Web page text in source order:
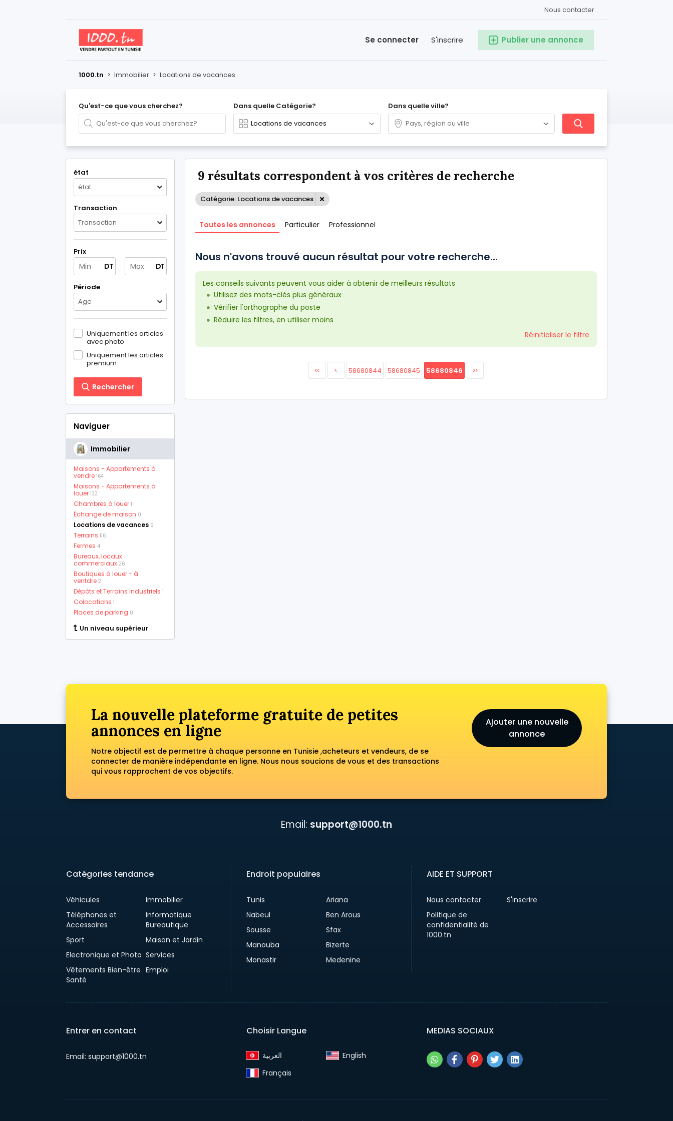
Nous contacter
Publier une annonce
S'inscrire
Se connecter
1000.tn > Immobilier > Locations de vacances
Qu'est-ce que vous cherchez? Dans quelle Catégorie? Dans quelle ville?
état
état
Transaction
Transaction
Prix
DT DT
Période
Age
Uniquement les articles
avec photo
Uniquement les articles
premium
Rechercher
Naviguer
Immobilier
Maisons - Appartements à
vendre 164
Maisons - Appartements à
louer 132
Chambres à louer 1
Échange de maison 0
Locations de vacances 9
Terrains 116
Fermes 4
Bureaux, locaux
commerciaux 26
Boutiques à louer - à
ventdre 2
Dépôts et Terrains Industriels 1
Colocations 1
Places de parking 0
Un niveau supérieur
9 résultats correspondent à vos critères de recherche
Catégorie: Locations de vacances
Toutes les annonces Particulier Professionnel
Nous n'avons trouvé aucun résultat pour votre recherche...
Les conseils suivants peuvent vous aider à obtenir de meilleurs résultats
Utilisez des mots-clés plus généraux
Vérifier l'orthographe du poste
Réduire les filtres, en utiliser moins
Réinitialiser le filtre
<< < 58680844 58680845 58680846 >>
La nouvelle plateforme gratuite de petites
annonces en ligne
Notre objectif est de permettre à chaque personne en Tunisie ,acheteurs et vendeurs, de se
connecter de manière indépendante en ligne. Nous nous soucions de vous et des transactions
qui vous rapprochent de vos objectifs.
Ajouter une nouvelle
annonce
Email: support@1000.tn
Catégories tendance
Véhicules
Immobilier
Téléphones et
Accessoires
Informatique
Bureautique
Sport
Maison et Jardin
Electronique et Photo Services
Vêtements Bien-être
Santé
Emploi
Endroit populaires
Tunis
Ariana
Nabeul
Ben Arous
Sousse
Sfax
Manouba
Bizerte
Monastir
Medenine
AIDE ET SUPPORT
Nous contacter
S'inscrire
Politique de
confidentialité de
1000.tn
Entrer en contact
Email: support@1000.tn
Choisir Langue
English‎
Français‎
MEDIAS SOCIAUX